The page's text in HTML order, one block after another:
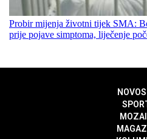
Probir mijenja životni tijek SMA:
prije pojave simptoma, liječenje